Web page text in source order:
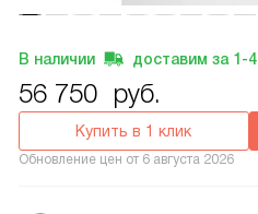
В наличии доставим за 1-4
56 750 руб.
Купить в 1 клик
Обновление цен от 6 августа 2026